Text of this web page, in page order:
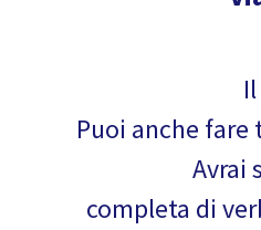
Puoi anche
Avrai
completa di